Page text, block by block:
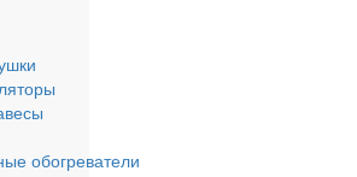
обогреватели